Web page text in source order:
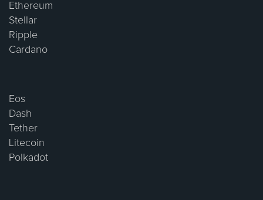
Ethereum
Stellar
Ripple
Cardano
Eos
Dash
Tether
Litecoin
Polkadot